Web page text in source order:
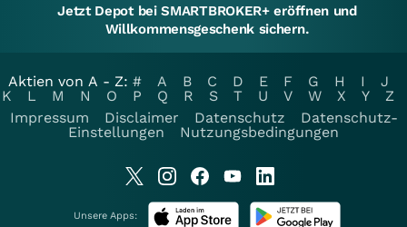
Jetzt Depot bei SMARTBROKER+ eröffnen und
Willkommensgeschenk sichern.
Aktien von A - Z: # A B C D E F G H I
J
K
L M N O P Q R S T U V W X Y
Z
Impressum
Disclaimer Datenschutz
Datenschutz-
Einstellungen
Nutzungsbedingungen
Unsere Apps: